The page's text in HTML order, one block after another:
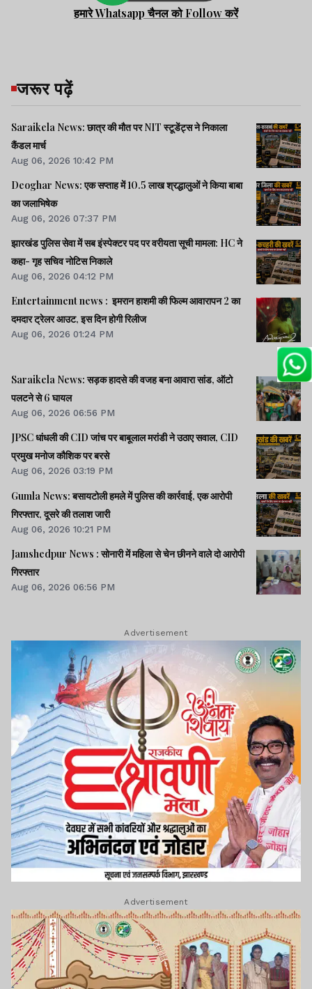
हमारे Whatsapp चैनल को Follow करें
जरूर पढ़ें
Saraikela News: छात्र की मौत पर NIT स्टूडेंट्स ने निकाला
कैंडल मार्च
Aug 06, 2026 10:42 PM
Deoghar News: एक सप्ताह में 10.5 लाख श्रद्धालुओं ने किया बाबा
का जलाभिषेक
Aug 06, 2026 07:37 PM
झारखंड पुलिस सेवा में सब इंस्पेक्टर पद पर वरीयता सूची मामला: HC ने
कहा- गृह सचिव नोटिस निकाले
Aug 06, 2026 04:12 PM
Entertainment news : इमरान हाशमी की फिल्म आवारापन 2 का
दमदार ट्रेलर आउट, इस दिन होगी रिलीज
Aug 06, 2026 01:24 PM
Saraikela News: सड़क हादसे की वजह बना आवारा सांड, ऑटो
पलटने से 6 घायल
Aug 06, 2026 06:56 PM
JPSC धांधली की CID जांच पर बाबूलाल मरांडी ने उठाए सवाल, CID
प्रमुख मनोज कौशिक पर बरसे
Aug 06, 2026 03:19 PM
Gumla News: बसायटोली हमले में पुलिस की कार्रवाई, एक आरोपी
गिरफ्तार, दूसरे की तलाश जारी
Aug 06, 2026 10:21 PM
Jamshedpur News : सोनारी में महिला से चेन छीनने वाले दो आरोपी
गिरफ्तार
Aug 06, 2026 06:56 PM
Advertisement
Advertisement